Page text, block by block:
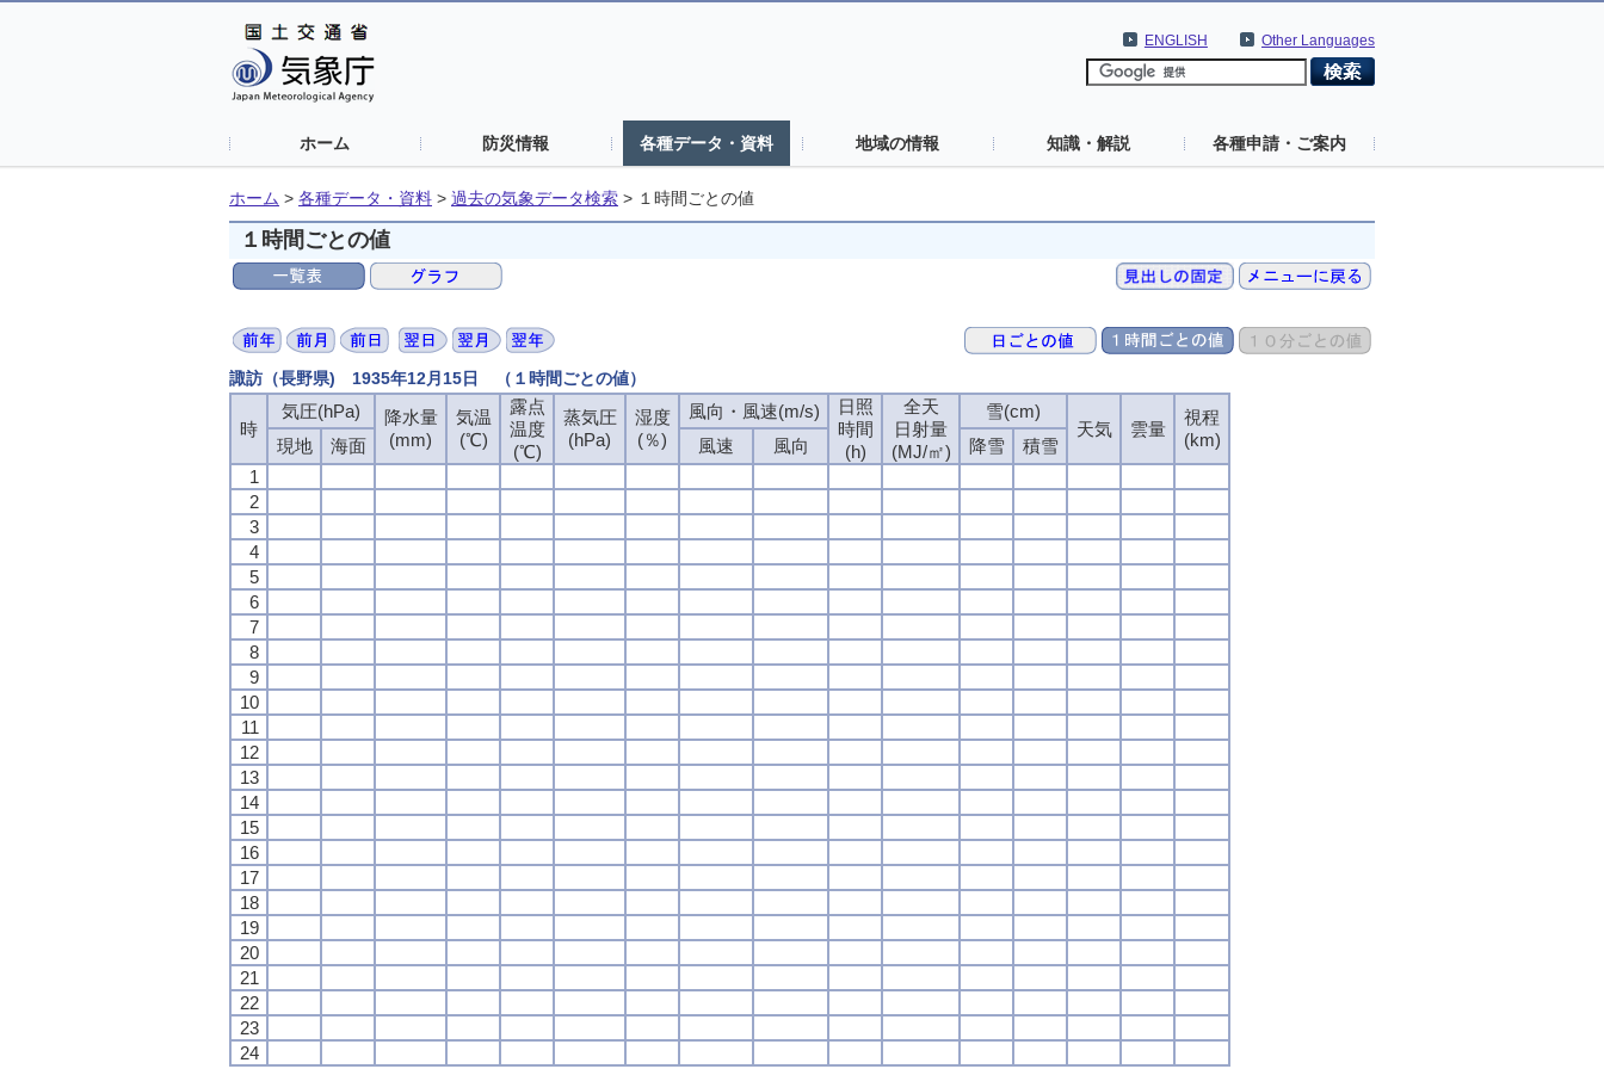
Other Languages
ENGLISH
ホーム 防災情報 各種データ・資料 地域の情報 知識・解説 各種申請・ご案内
ホーム > 各種データ・資料 > 過去の気象データ検索 > １時間ごとの値
１時間ごとの値
諏訪（長野県) 1935年12月15日 （１時間ごとの値）
時
気圧(hPa)
降水量
(mm)
気温
(℃)
露点
温度
(℃)
蒸気圧
(hPa)
湿度
(％)
風向・風速(m/s)
日照
時間
(h)
全天
日射量
(MJ/㎡)
雪(cm)
天気
雲量
視程
(km)
現地 海面 風速 風向 降雪
積雪
1
2
3
4
5
6
7
8
9
10
11
12
13
14
15
16
17
18
19
20
21
22
23
24